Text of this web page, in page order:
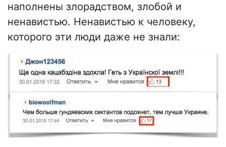
наполнены злорадством, злобой и
ненавистью. Ненавистью к человеку,
которого эти люди даже не знали: